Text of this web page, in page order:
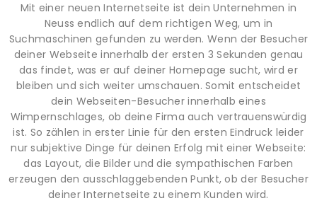
Mit einer neuen Internetseite ist dein Unternehmen in
Neuss endlich auf dem richtigen Weg, um in
Suchmaschinen gefunden zu werden. Wenn der Besucher
deiner Webseite innerhalb der ersten 3 Sekunden genau
das findet, was er auf deiner Homepage sucht, wird er
bleiben und sich weiter umschauen. Somit entscheidet
dein Webseiten-Besucher innerhalb eines
Wimpernschlages, ob deine Firma auch vertrauenswürdig
ist. So zählen in erster Linie für den ersten Eindruck leider
nur subjektive Dinge für deinen Erfolg mit einer Webseite:
das Layout, die Bilder und die sympathischen Farben
erzeugen den ausschlaggebenden Punkt, ob der Besucher
deiner Internetseite zu einem Kunden wird.